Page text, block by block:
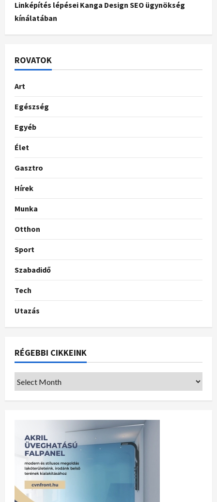
Linképítés lépései Kanga Design SEO ügynökség
kínálatában
ROVATOK
Art
Egészség
Egyéb
Élet
Gasztro
Hírek
Munka
Otthon
Sport
Szabadidő
Tech
Utazás
RÉGEBBI CIKKEINK